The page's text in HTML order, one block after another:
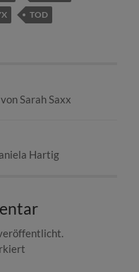
TOD
Sarah Saxx
Hartig